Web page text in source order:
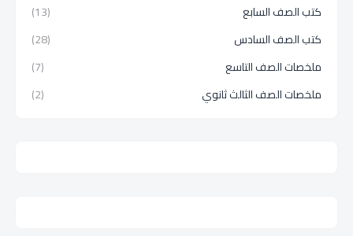
كتب الصف السابع
(13)
كتب الصف السادس
(28)
ملخصات الصف التاسع
(7)
ملخصات الصف الثالث ثانوي
(2)